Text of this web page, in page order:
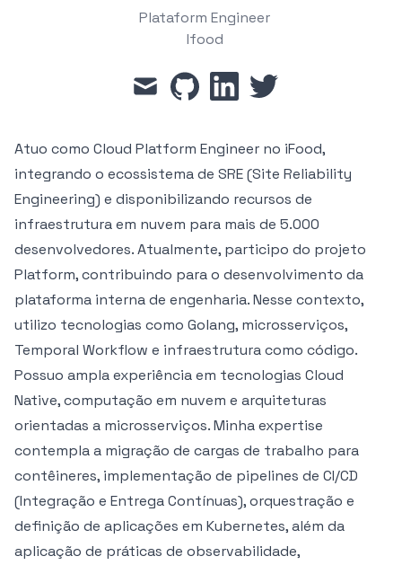
Plataform Engineer
Ifood
mail github linkedintwitter
Atuo como Cloud Platform Engineer no iFood,
integrando o ecossistema de SRE (Site Reliability
Engineering) e disponibilizando recursos de
infraestrutura em nuvem para mais de 5.000
desenvolvedores. Atualmente, participo do projeto
Platform, contribuindo para o desenvolvimento da
plataforma interna de engenharia. Nesse contexto,
utilizo tecnologias como Golang, microsserviços,
Temporal Workflow e infraestrutura como código.
Possuo ampla experiência em tecnologias Cloud
Native, computação em nuvem e arquiteturas
orientadas a microsserviços. Minha expertise
contempla a migração de cargas de trabalho para
contêineres, implementação de pipelines de CI/CD
(Integração e Entrega Contínuas), orquestração e
definição de aplicações em Kubernetes, além da
aplicação de práticas de observabilidade,